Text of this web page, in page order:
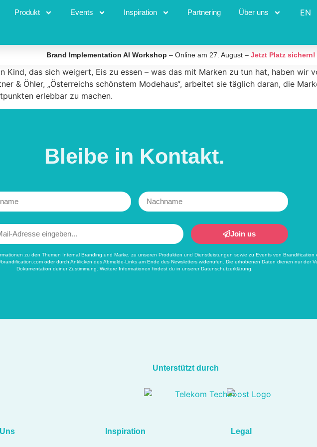
Produkt Events Inspiration Partnering Über uns EN
Brand Implementation AI Workshop – Online am 27. August – Jetzt Platz sichern!
sandra rosenfelder
Kind, das sich weigert, Eis zu essen – was das mit Marken zu tun hat, haben wir
& Öhler, „Österreichs schönstem Modehaus“, arbeitet sie täglich daran, die
erlebbar zu machen.
Bleibe in Kontakt.
Join us
zu den Themen Internal Branding und Marke, zu unseren Produkten und Dienstleistungen sowie zu Events von Brandification
oder durch Anklicken des Abmelde-Links am Ende des Newsletters widerrufen. Die erhobenen Daten dienen nur der
Dokumentation deiner Zustimmung. Weitere Informationen findest du in unsererDatenschutzerklärung
Unterstützt durch
Inspiration Legal